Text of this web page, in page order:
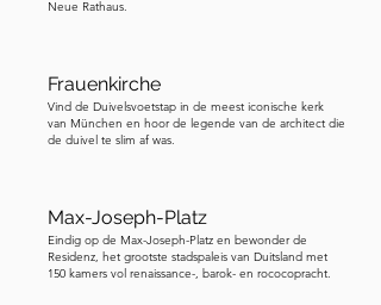
majestueuze Alpen in de verte. De
hoe zichtbaar de Alpen zijn op basis
van de weersomstandigheden. Dus als
je de witte cirkel spot, is het een
bewonderen. De kerk is gratis
toegankelijk en binnenin kun je een
verscheidenheid aan artistieke en
Neue Rathaus.
Frauenkirche
Vind de Duivelsvoetstap in de meest iconische kerk
van München en hoor de legende van de architect die
de duivel te slim af was.
Max-Joseph-Platz
Eindig op de Max-Joseph-Platz en bewonder de
Residenz, het grootste stadspaleis van Duitsland met
150 kamers vol renaissance-, barok- en rococopracht.